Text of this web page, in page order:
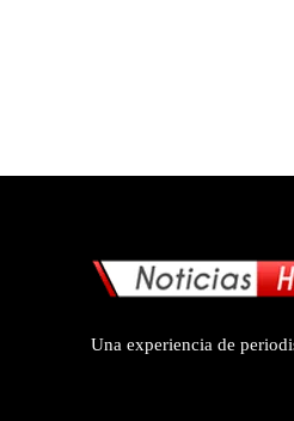
Una experiencia de